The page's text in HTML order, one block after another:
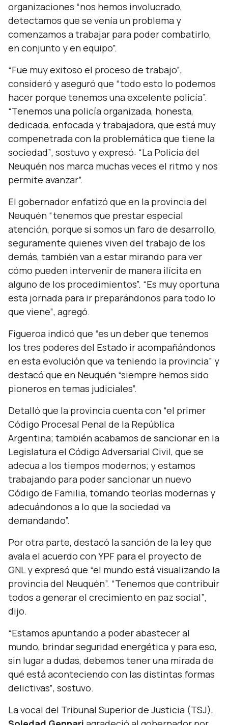
organizaciones “nos hemos involucrado,
detectamos que se venía un problema y
comenzamos a trabajar para poder combatirlo,
en conjunto y en equipo”.
“Fue muy exitoso el proceso de trabajo”,
consideró y aseguró que “todo esto lo podemos
hacer porque tenemos una excelente policía”.
“Tenemos una policía organizada, honesta,
dedicada, enfocada y trabajadora, que está muy
compenetrada con la problemática que tiene la
sociedad”, sostuvo y expresó: “La Policía del
Neuquén nos marca muchas veces el ritmo y nos
permite avanzar”.
El gobernador enfatizó que en la provincia del
Neuquén “tenemos que prestar especial
atención, porque si somos un faro de desarrollo,
seguramente quienes viven del trabajo de los
demás, también van a estar mirando para ver
cómo pueden intervenir de manera ilícita en
alguno de los procedimientos”. “Es muy oportuna
esta jornada para ir preparándonos para todo lo
que viene”, agregó.
Figueroa indicó que “es un deber que tenemos
los tres poderes del Estado ir acompañándonos
en esta evolución que va teniendo la provincia” y
destacó que en Neuquén “siempre hemos sido
pioneros en temas judiciales”.
Detalló que la provincia cuenta con “el primer
Código Procesal Penal de la República
Argentina; también acabamos de sancionar en la
Legislatura el Código Adversarial Civil, que se
adecua a los tiempos modernos; y estamos
trabajando para poder sancionar un nuevo
Código de Familia, tomando teorías modernas y
adecuándonos a lo que la sociedad va
demandando”.
Por otra parte, destacó la sanción de la ley que
avala el acuerdo con YPF para el proyecto de
GNL y expresó que “el mundo está visualizando la
provincia del Neuquén”. “Tenemos que contribuir
todos a generar el crecimiento en paz social”,
dijo.
“Estamos apuntando a poder abastecer al
mundo, brindar seguridad energética y para eso,
sin lugar a dudas, debemos tener una mirada de
qué está aconteciendo con las distintas formas
delictivas”, sostuvo.
La vocal del Tribunal Superior de Justicia (TSJ),